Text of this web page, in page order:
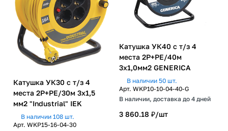
Катушка УК30 с т/з 4
места 2P+PE/30м 3х1,5
мм2 "Industrial" IEK
В наличии 108 шт.
Арт. WKP15-16-04-30
Катушка УК40 с т/з 4
места 2P+PE/40м
3х1,0мм2 GENERICA
В наличии 50 шт.
Арт. WKP10-10-04-40-G
В наличии, доставка до 4 дней
3 860.18 ₽/шт